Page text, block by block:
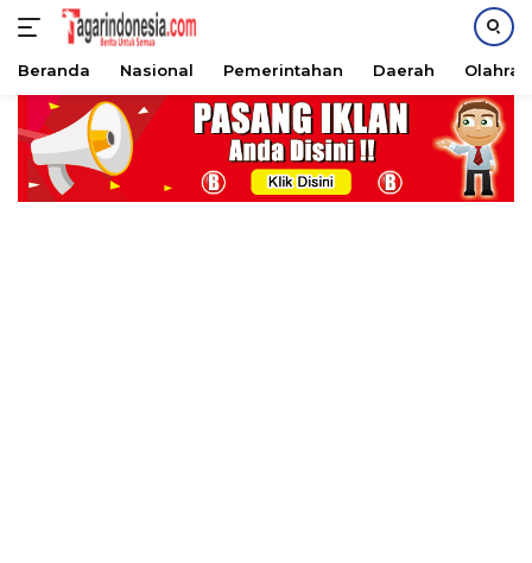
Langsung
konten
Beranda Nasional Pemerintahan Daerah